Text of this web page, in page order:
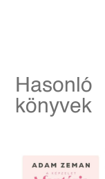
Hasonló
könyvek